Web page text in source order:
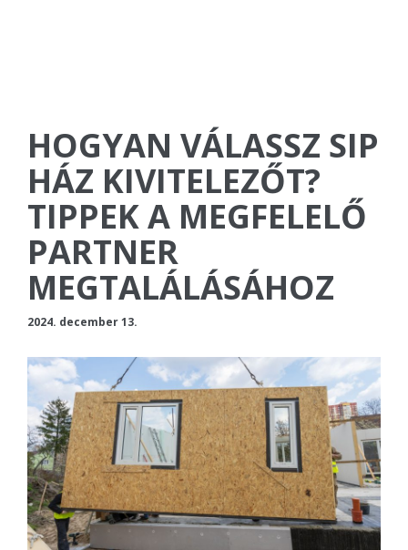
HOGYAN VÁLASSZ SIP
HÁZ KIVITELEZŐT?
TIPPEK A MEGFELELŐ
PARTNER
MEGTALÁLÁSÁHOZ
2024. december 13.